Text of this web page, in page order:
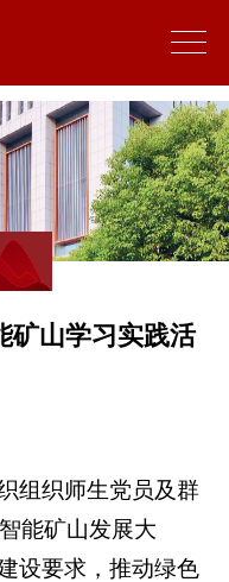
矿山学习实践活
组织师生党员及群
能矿山发展大
设要求，推动绿色